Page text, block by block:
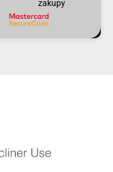
zakupy